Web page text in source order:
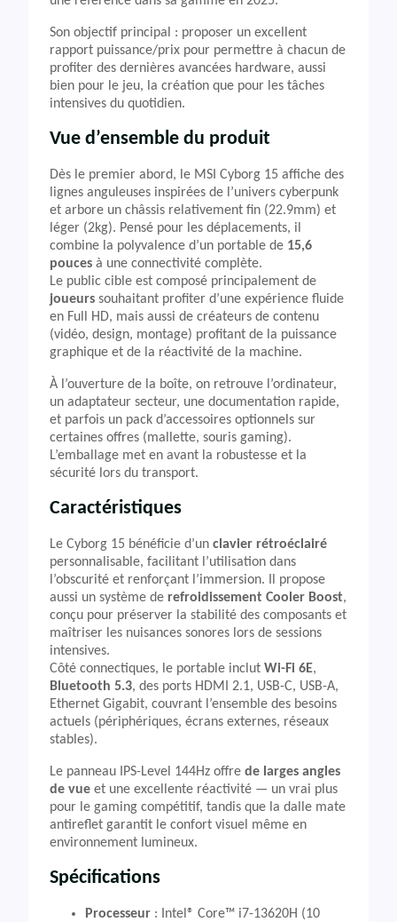
Son objectif principal : proposer un excellent
rapport puissance/prix pour permettre à chacun de
profiter des dernières avancées hardware, aussi
bien pour le jeu, la création que pour les tâches
intensives du quotidien.
Vue d’ensemble du produit
Dès le premier abord, le MSI Cyborg 15 affiche des
lignes anguleuses inspirées de l’univers cyberpunk
et arbore un châssis relativement fin (22.9mm) et
léger (2kg). Pensé pour les déplacements, il
combine la polyvalence d’un portable de 15,6
pouces à une connectivité complète.
Le public cible est composé principalement de
joueurs souhaitant profiter d’une expérience fluide
en Full HD, mais aussi de créateurs de contenu
(vidéo, design, montage) profitant de la puissance
graphique et de la réactivité de la machine.
À l’ouverture de la boîte, on retrouve l’ordinateur,
un adaptateur secteur, une documentation rapide,
et parfois un pack d’accessoires optionnels sur
certaines offres (mallette, souris gaming).
L’emballage met en avant la robustesse et la
sécurité lors du transport.
Caractéristiques
Le Cyborg 15 bénéficie d’un clavier rétroéclairé
personnalisable, facilitant l’utilisation dans
l’obscurité et renforçant l’immersion. Il propose
aussi un système de refroidissement Cooler Boost,
conçu pour préserver la stabilité des composants et
maîtriser les nuisances sonores lors de sessions
intensives.
Côté connectiques, le portable inclut Wi-Fi 6E,
Bluetooth 5.3, des ports HDMI 2.1, USB-C, USB-A,
Ethernet Gigabit, couvrant l’ensemble des besoins
actuels (périphériques, écrans externes, réseaux
stables).
Le panneau IPS-Level 144Hz offre de larges angles
de vue et une excellente réactivité ­— un vrai plus
pour le gaming compétitif, tandis que la dalle mate
antireflet garantit le confort visuel même en
environnement lumineux.
Spécifications
Processeur : Intel® Core™ i7-13620H (10